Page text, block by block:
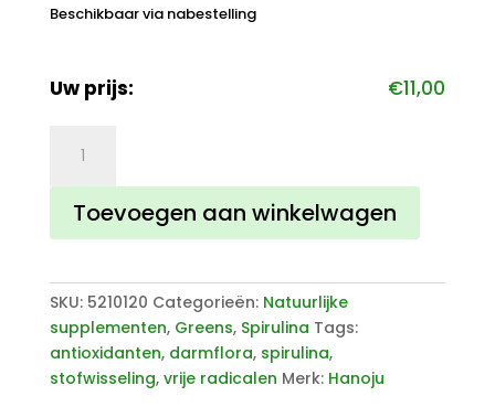
€12,95.€11,00.
Beschikbaar via nabestelling
Uw prijs: €11,00
Spirulina
400
mg
300
aantal
Toevoegen aan winkelwagen
SKU: 5210120 Categorieën: Natuurlijke
supplementen, Greens, Spirulina Tags:
antioxidanten, darmflora, spirulina,
stofwisseling, vrije radicalen Merk: Hanoju